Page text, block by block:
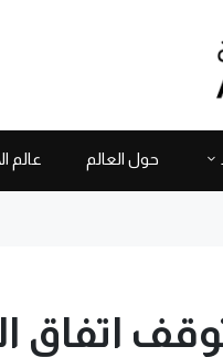
حول العالم عالم
اتفاق